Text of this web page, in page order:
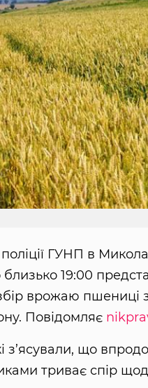
поліції ГУНП в
19:00
врожаю пшениці
Повідомляє
з’ясували, що
триває спір